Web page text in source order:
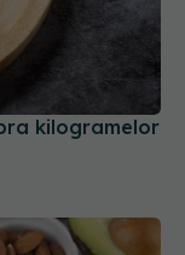
kilogramelor